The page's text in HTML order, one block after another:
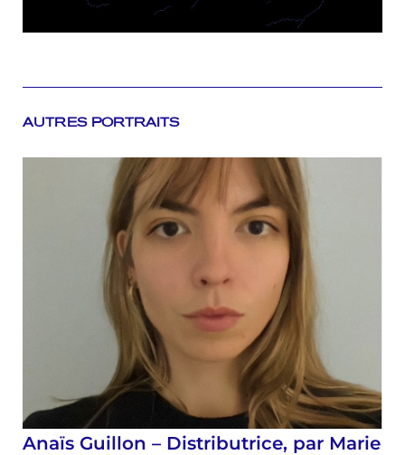
AUTRES PORTRAITS
Anaïs Guillon – Distributrice, par Marie